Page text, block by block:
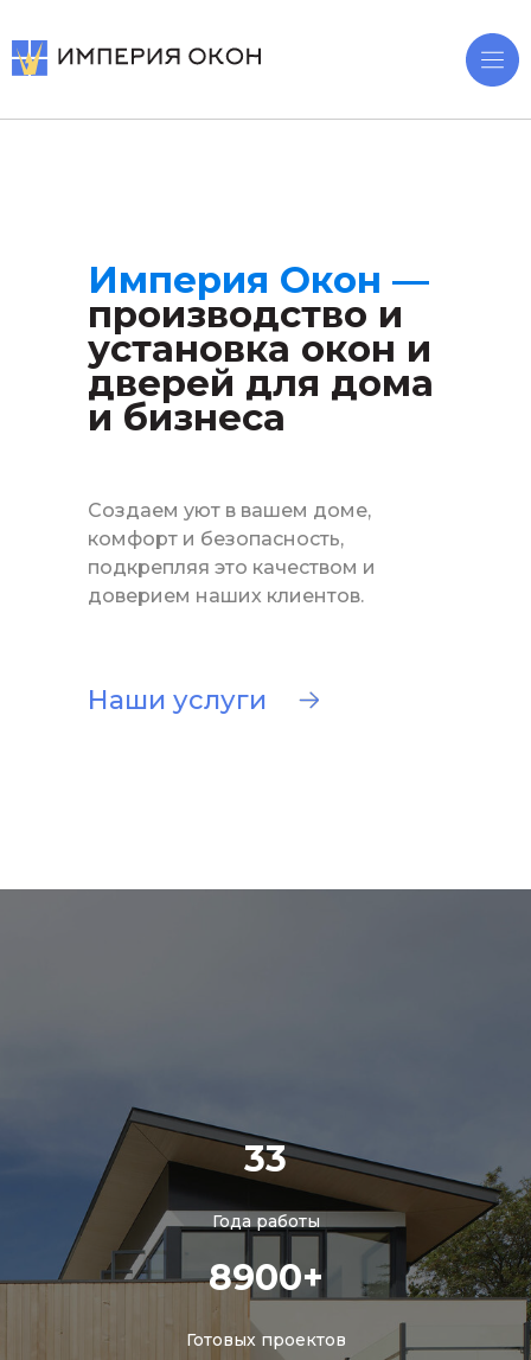
Империя Окон —
производство и
установка окон и
дверей для дома
и бизнеса
Создаем уют в вашем доме,
комфорт и безопасность,
подкрепляя это качеством и
доверием наших клиентов.
Наши услуги
33
Года работы
8900+
Готовых проектов